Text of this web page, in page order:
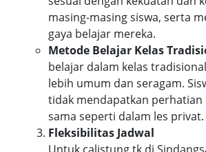
masing-masing siswa, serta
gaya belajar mereka.
Metode Belajar Kelas
belajar dalam kelas
lebih umum dan seragam.
tidak mendapatkan perhatian
sama seperti dalam les privat.
Fleksibilitas Jadwal